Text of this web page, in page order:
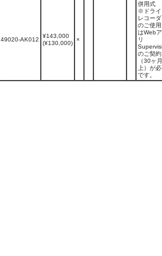
49020-AK012
¥143,000
(¥130,000)
×
併用式
※ドライ
レコー
のご使
はWeb
リ
のご契約
（30ヶ
上）が
です。